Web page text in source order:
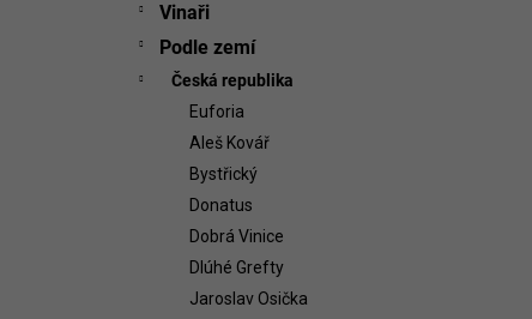
Vinaři
Podle zemí
Česká republika
Euforia
Aleš Kovář
Bystřický
Donatus
Dobrá Vinice
Dlúhé Grefty
Jaroslav Osička
CHRISTIAN TSCHIDA - NON TRADITION
1 399 Kč